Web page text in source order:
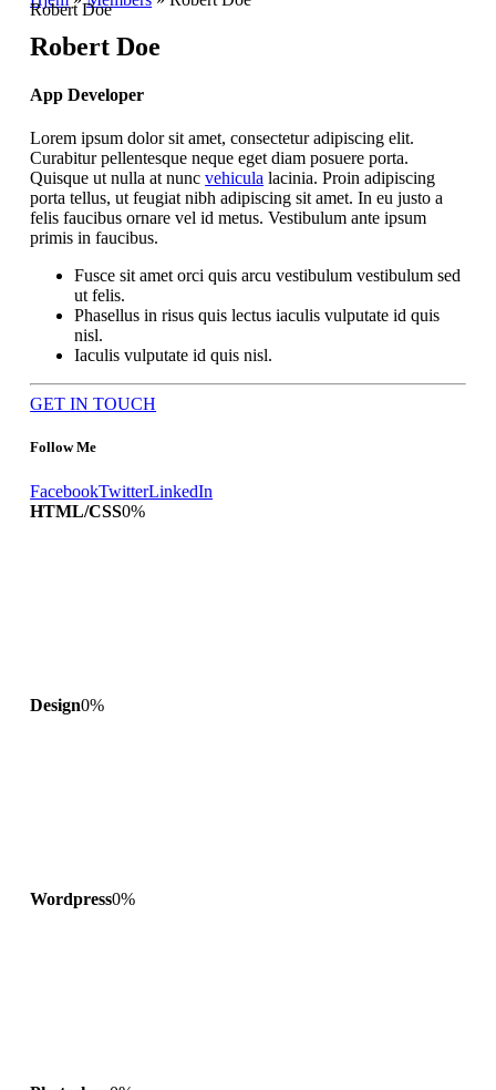
Robert Doe
Robert Doe
App Developer
Lorem ipsum dolor sit amet, consectetur adipiscing elit.
Curabitur pellentesque neque eget diam posuere porta.
Quisque ut nulla at nuncvehicula lacinia. Proin adipiscing
porta tellus, ut feugiat nibh adipiscing sit amet. In eu justo a
felis faucibus ornare vel id metus. Vestibulum ante ipsum
primis in faucibus.
Fusce sit amet orci quis arcu vestibulum vestibulum sed
ut felis.
Phasellus in risus quis lectus iaculis vulputate id quis
nisl.
Iaculis vulputate id quis nisl.
GET IN TOUCH
Follow Me
FacebookTwitterLinkedIn
HTML/CSS0%
Design0%
Wordpress0%